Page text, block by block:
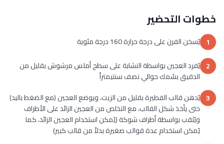
خطوات التحضير
1 يُسخن الفرن على درجة حرارة 160 درجة مئوية
2 يُفرد العجين بواسطة النشابة على سطح أملس مرشوش بقليل من
الدقيق بسُمك حوالي نصف سنتيمتراً
3 يُدهن قالب الفطيرة بقليل من الزيت، ويوضع العجين (مع الضغط باليد)
حتى يأخذ شكل القالب، مع التخلص من العجين الزائد على الأطراف
ويُثقب بواسطة أطراف شوكة (يُمكن استخدام العجين الزائد، كما
يُمكن استخدام عدة قوالب صغيرة بدلاً من قالب كبير)